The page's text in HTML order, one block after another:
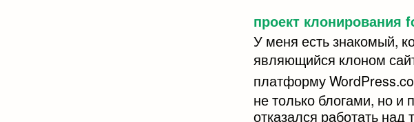
проект клонирования
У меня есть знакомый,
являющийся клоном
платформу
не только блогами, но и
отказался работать над